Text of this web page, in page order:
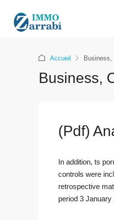
Accueil Business,
Business,
(Pdf)
In addition, ts
controls were
retrospective
period 3